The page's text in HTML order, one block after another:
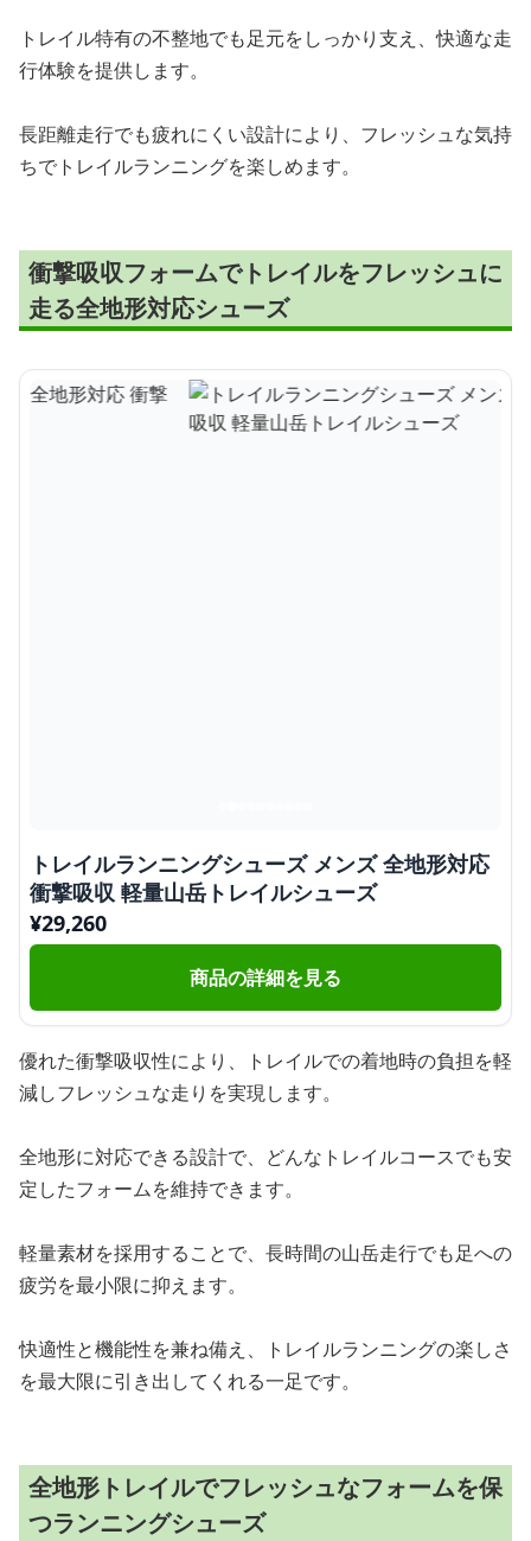
トレイル特有の不整地でも足元をしっかり支え、快適な走
行体験を提供します。
長距離走行でも疲れにくい設計により、フレッシュな気持
ちでトレイルランニングを楽しめます。
衝撃吸収フォームでトレイルをフレッシュに
走る全地形対応シューズ
トレイルランニングシューズ メンズ 全地形対応
衝撃吸収 軽量山岳トレイルシューズ
¥29,260
商品の詳細を見る
優れた衝撃吸収性により、トレイルでの着地時の負担を軽
減しフレッシュな走りを実現します。
全地形に対応できる設計で、どんなトレイルコースでも安
定したフォームを維持できます。
軽量素材を採用することで、長時間の山岳走行でも足への
疲労を最小限に抑えます。
快適性と機能性を兼ね備え、トレイルランニングの楽しさ
を最大限に引き出してくれる一足です。
全地形トレイルでフレッシュなフォームを保
つランニングシューズ